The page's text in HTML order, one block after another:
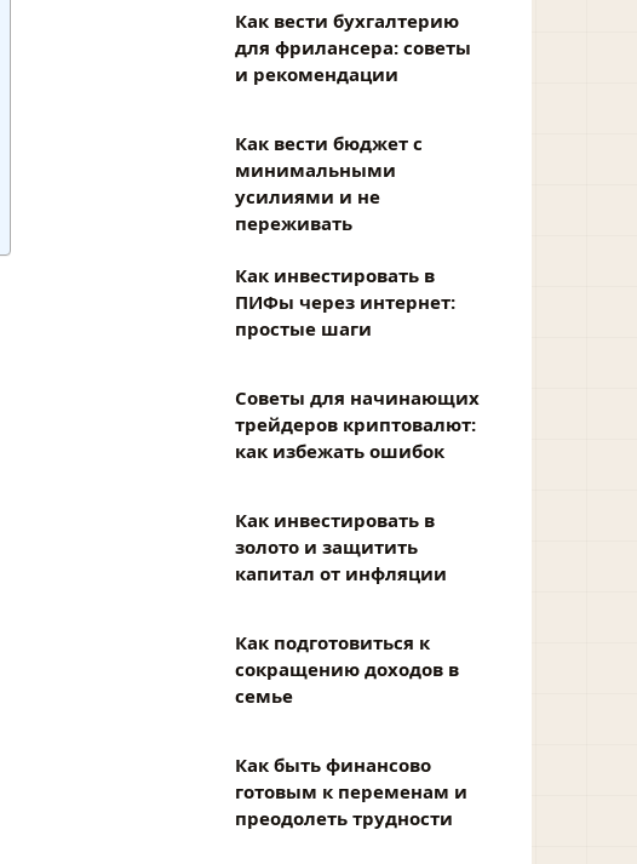
Как вести бухгалтерию
для фрилансера: советы
и рекомендации
Как вести бюджет с
минимальными
усилиями и не
переживать
Как инвестировать в
ПИФы через интернет:
простые шаги
Советы для начинающих
трейдеров криптовалют:
как избежать ошибок
Как инвестировать в
золото и защитить
капитал от инфляции
Как подготовиться к
сокращению доходов в
семье
Как быть финансово
готовым к переменам и
преодолеть трудности